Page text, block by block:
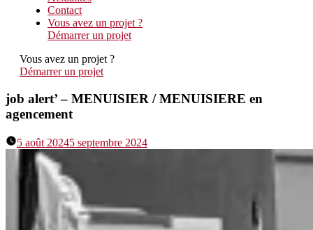
Contact
Vous avez un projet ?
Démarrer un projet
Vous avez un projet ?
Démarrer un projet
job alert’ – MENUISIER / MENUISIERE en
agencement
5 août 20245 septembre 2024